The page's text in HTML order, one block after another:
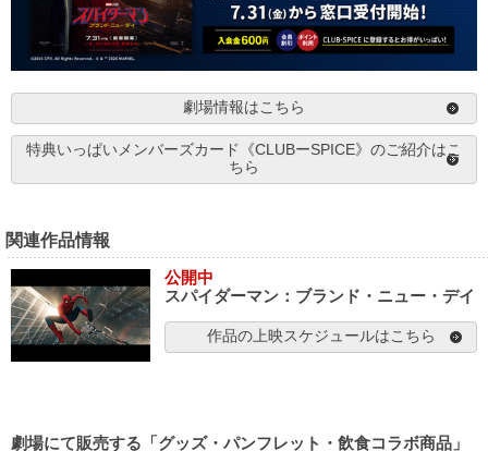
劇場情報はこちら
特典いっぱいメンバーズカード《CLUBーSPICE》のご紹介はこ
ちら
関連作品情報
公開中
スパイダーマン：ブランド・ニュー・デイ
作品の上映スケジュールはこちら
劇場にて販売する「グッズ・パンフレット・飲食コラボ商品」